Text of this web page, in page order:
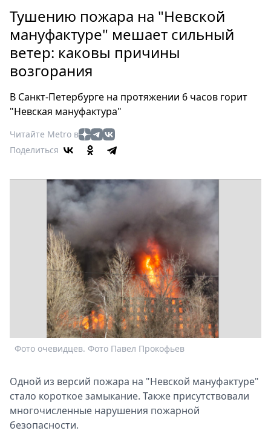
Россия
Мир
Здоровье
Еда
Мода
Театр
Кино
Афиша
Выставки
Пресс-
релизы
О
Metro
Стримы
Спецпроекты
Звезды
Выборы
2026
Скачай
Metro
Тушению пожара на "Невской
мануфактуре" мешает сильный
ветер: каковы причины
возгорания
В Санкт-Петербурге на протяжении 6 часов горит
"Невская мануфактура"
Читайте Metro в
Поделиться
Фото очевидцев. Фото Павел Прокофьев
Одной из версий пожара на "Невской мануфактуре"
стало короткое замыкание. Также присутствовали
многочисленные нарушения пожарной
безопасности.